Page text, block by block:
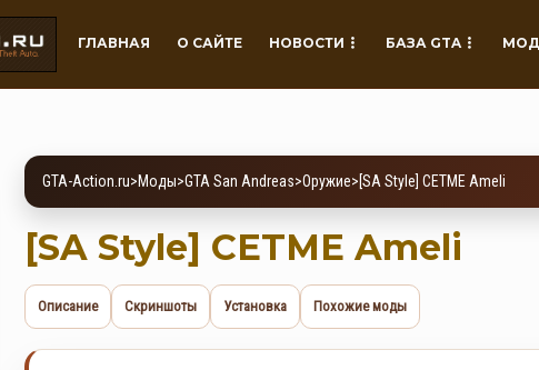
ГЛАВНАЯ О САЙТЕ НОВОСТИ БАЗА GTA
GTA-Action.ru>Моды>GTA San Andreas>Оружие>[SA Style] CETME Ameli
[SA Style] CETME Ameli
Описание Скриншоты Установка Похожие моды